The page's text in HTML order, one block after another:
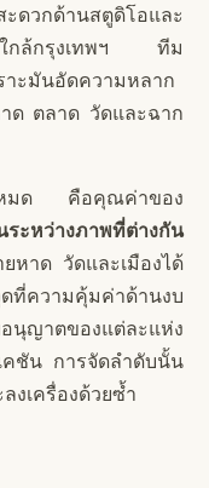
ดวกด้านสตูดิโอและ
ด้ใกล้กรุงเทพฯ ทีม
ะมันอัดความหลาก
ด ตลาด วัดและฉาก
งหมด คือคุณค่าของ
ระหว่างภาพที่ต่างกัน
หาด วัดและเมืองได้
ที่ความคุ้มค่าด้านงบ
ญาตของแต่ละแห่ง
คชัน การจัดลำดับนั้น
งเครื่องด้วยซ้ำ